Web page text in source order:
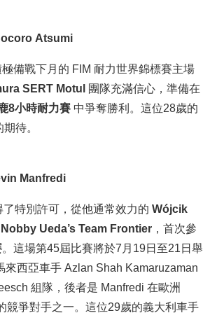
Atsumi
備戰下月的 FIM 耐力世界錦標賽主場
SERT Motul
團隊充滿信心，準備在
8小時耐力賽 中爭奪勝利。這位28歲的
待。
Manfredi
了特別許可，從他通常效力的 Wójcik
Nobby Ueda’s Team Frontier ，首次參
。這場第45屆比賽將於7月19日至21日舉
來西亞車手 Azlan Shah Kamaruzaman
組隊，後者是 Manfredi 在歐洲
競爭對手之一。這位29歲的義大利車手